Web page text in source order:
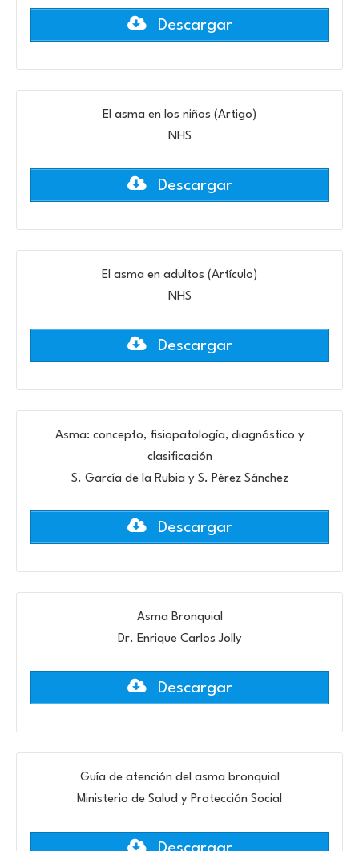
Descargar
El asma en los niños (Artigo)
NHS
Descargar
El asma en adultos (Artículo)
NHS
Descargar
Asma: concepto, fisiopatología, diagnóstico y
clasificación
S. García de la Rubia y S. Pérez Sánchez
Descargar
Asma Bronquial
Dr. Enrique Carlos Jolly
Descargar
Guía de atención del asma bronquial
Ministerio de Salud y Protección Social